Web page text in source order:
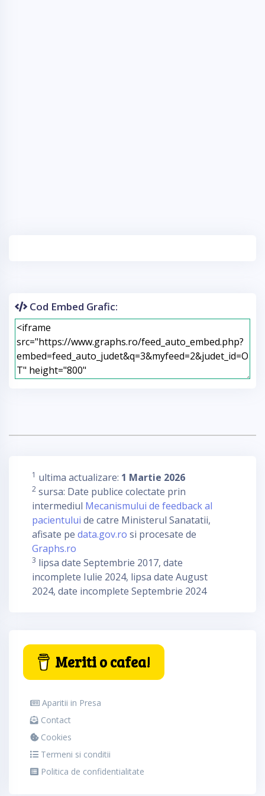
Cod Embed Grafic:
1 ultima actualizare: 1 Martie 2026
2 sursa: Date publice colectate prin
intermediul Mecanismului de feedback al
pacientului de catre Ministerul Sanatatii,
afisate pe data.gov.ro si procesate de
Graphs.ro
3 lipsa date Septembrie 2017, date
incomplete Iulie 2024, lipsa date August
2024, date incomplete Septembrie 2024
Meriti o cafea!
Aparitii in Presa
Contact
Cookies
Termeni si conditii
Politica de confidentialitate